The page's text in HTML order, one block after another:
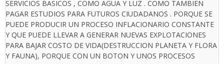
SERVICIOS BASICOS , COMO AGUA Y LUZ . COMO TAMBIEN
PAGAR ESTUDIOS PARA FUTUROS CIUDADANOS . PORQUE SE
PUEDE PRODUCIR UN PROCESO INFLACIONARIO CONSTANTE
Y QUE PUEDE LLEVAR A GENERAR NUEVAS EXPLOTACIONES
PARA BAJAR COSTO DE VIDA(DESTRUCCION PLANETA Y FLORA
Y FAUNA), PORQUE CON UN BOTON Y UNOS PROCESOS